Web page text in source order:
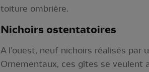
toiture ombrière.
Nichoirs ostentatoires
A l’ouest, neuf nichoirs réalisés par
Ornementaux, ces gîtes se veulent